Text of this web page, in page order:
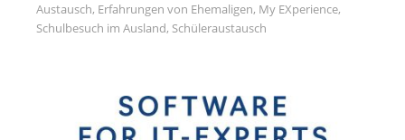
Austausch, Erfahrungen von Ehemaligen, My EXperience,
Schulbesuch im Ausland, Schüleraustausch